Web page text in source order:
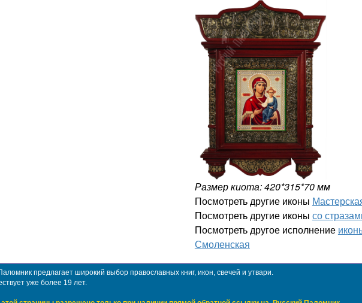
Размер киота: 420*315*70 мм
Посмотреть другие иконы
Посмотреть другие иконы со
Посмотреть другое исполнение
Смоленская
предлагает широкий выбор православных книг, икон, свечей и утвари.
уже более 19 лет.